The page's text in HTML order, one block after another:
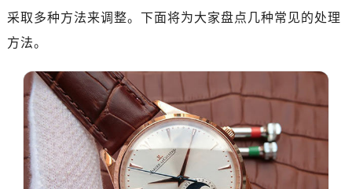
采取多种方法来调整。下面将为大家盘点几种常见的处理
方法。